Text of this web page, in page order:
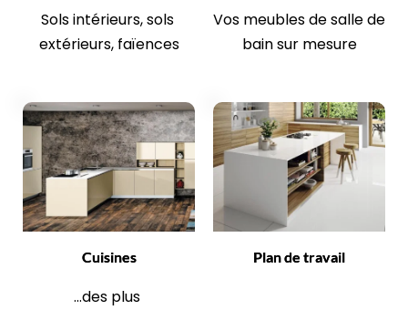
Sols intérieurs, sols
extérieurs, faïences
Vos meubles de salle de
bain sur mesure
Cuisines
...des plus
Plan de travail